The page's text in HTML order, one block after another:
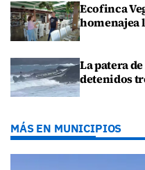
Ecofinca
homenajea
La patera
detenidos
MÁS EN MUNICIPIOS